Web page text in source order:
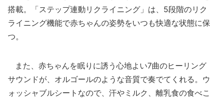
搭載。「ステップ連動リクライニング」は、5段階のリク
ライニング機能で赤ちゃんの姿勢をいつも快適な状態に保
つ。
また、赤ちゃんを眠りに誘う心地よい7曲のヒーリング
サウンドが、オルゴールのような音質で奏でてくれる。ウ
ォッシャブルシートなので、汗やミルク、離乳食の食べこ